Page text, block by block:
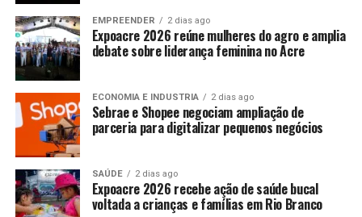
EMPREENDER 2 dias ago
Expoacre 2026 reúne mulheres do agro e amplia
debate sobre liderança feminina no Acre
ECONOMIA E INDUSTRIA 2 dias ago
Sebrae e Shopee negociam ampliação de
parceria para digitalizar pequenos negócios
SAÚDE 2 dias ago
Expoacre 2026 recebe ação de saúde bucal
voltada a crianças e famílias em Rio Branco